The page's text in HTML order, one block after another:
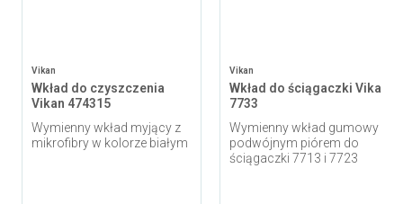
Vikan
Wkład do czyszczenia
Vikan 474315
Wymienny wkład myjący z
mikrofibry w kolorze białym
Vikan
Wkład do ściągaczki Vikan
7733
Wymienny wkład gumowy z
podwójnym piórem do
ściągaczki 7713 i 7723